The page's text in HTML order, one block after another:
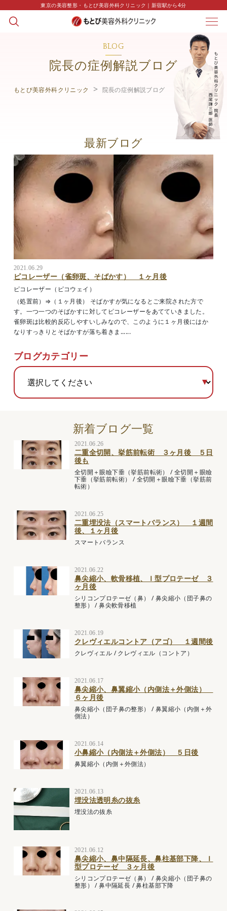
東京の美容整形・もとび美容外科クリニック｜新宿駅から4分
BLOG
院長の症例解説ブログ
もとび美容外科クリニック 院長の症例解説ブログ
最新ブログ
2021.06.29
ピコレーザー（雀卵斑、そばかす） １ヶ月後
ピコレーザー（ピコウェイ）
（処置前）⇒（１ヶ月後） そばかすが気になるとご来院された方で
す。一つ一つのそばかすに対してピコレーザーをあてていきました。
雀卵斑は比較的反応しやすいしみなので、このように１ヶ月後にはか
なりすっきりとそばかすが落ち着きま......
ブログカテゴリー
新着ブログ一覧
2021.06.26
二重全切開、挙筋前転術 ３ヶ月後 ５日
後も
全切開＋眼瞼下垂（挙筋前転術） /全切開＋眼瞼
下垂（挙筋前転術）
/全切開＋眼瞼下垂（挙筋前
転術）
2021.06.25
二重埋没法（スマートバランス） １週間
後、１ヶ月後
スマートバランス
2021.06.22
鼻尖縮小、軟骨移植、Ｉ型プロテーゼ ３
ヶ月後
シリコンプロテーゼ（鼻） /鼻尖縮小（団子鼻の
整形） /鼻尖軟骨移植
2021.06.19
クレヴィエルコントア（アゴ） １週間後
クレヴィエル /クレヴィエル（コントア）
2021.06.17
鼻尖縮小、鼻翼縮小（内側法＋外側法）
６ヶ月後
鼻尖縮小（団子鼻の整形） /鼻翼縮小（内側＋外
側法）
2021.06.14
小鼻縮小（内側法＋外側法） ５日後
鼻翼縮小（内側＋外側法）
2021.06.13
埋没法透明糸の抜糸
埋没法の抜糸
2021.06.12
鼻尖縮小、鼻中隔延長、鼻柱基部下降、Ｉ
型プロテーゼ ３ヶ月後
シリコンプロテーゼ（鼻） /鼻尖縮小（団子鼻の
整形） /鼻中隔延長 /鼻柱基部下降